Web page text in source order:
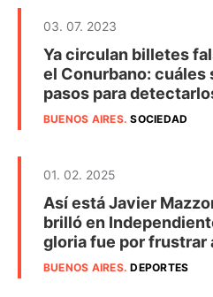
03. 07. 2023
Ya circulan billetes
el Conurbano: cuáles
pasos para
BUENOS AIRES.SOCIEDAD
01. 02. 2025
Así está Javier
brilló en
gloria fue por frustrar
BUENOS AIRES.DEPORTES